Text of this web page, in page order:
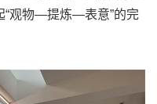
“观物—提炼—表意”的完